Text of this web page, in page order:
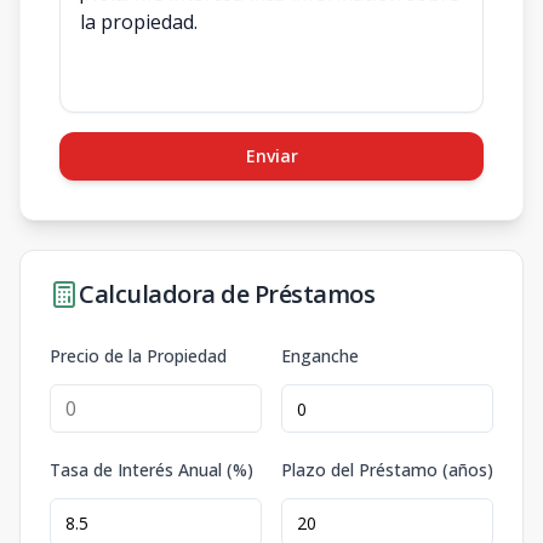
Enviar
Calculadora de Préstamos
Precio de la Propiedad Enganche
Tasa de Interés Anual (%) Plazo del Préstamo (años)